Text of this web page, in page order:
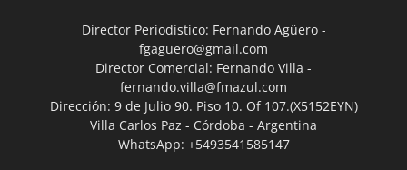
Director Periodístico: Fernando Agüero -
fgaguero@gmail.com
Director Comercial: Fernando Villa -
fernando.villa@fmazul.com
Dirección: 9 de Julio 90. Piso 10. Of 107.(X5152EYN)
Villa Carlos Paz - Córdoba - Argentina
WhatsApp: +5493541585147